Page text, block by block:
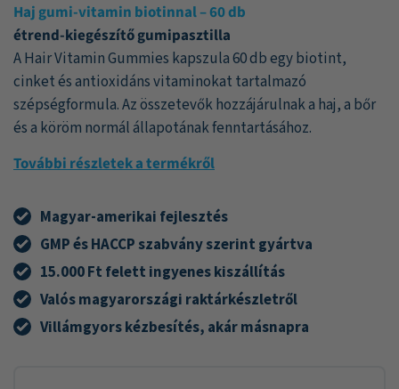
Haj gumi-vitamin biotinnal – 60 db
étrend-kiegészítő gumipasztilla
A Hair Vitamin Gummies kapszula 60 db egy biotint,
cinket és antioxidáns vitaminokat tartalmazó
szépségformula. Az összetevők hozzájárulnak a haj, a bőr
és a köröm normál állapotának fenntartásához.
További részletek a termékről
Magyar-amerikai fejlesztés
GMP és HACCP szabvány szerint gyártva
15.000 Ft felett ingyenes kiszállítás
Valós magyarországi raktárkészletről
Villámgyors kézbesítés, akár másnapra